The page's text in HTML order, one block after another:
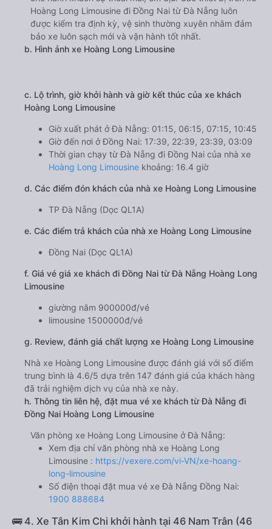
Hoàng Long Limousine đi Đồng Nai từ Đà Nẵng luôn
được kiểm tra định kỳ, vệ sinh thường xuyên nhằm đảm
bảo xe luôn sạch mới và vận hành tốt nhất.
b. Hình ảnh xe Hoàng Long Limousine
c. Lộ trình, giờ khởi hành và giờ kết thúc của xe khách
Hoàng Long Limousine
Giờ xuất phát ở Đà Nẵng: 01:15, 06:15, 07:15, 10:45
Giờ đến nơi ở Đồng Nai: 17:39, 22:39, 23:39, 03:09
Thời gian chạy từ Đà Nẵng đi Đồng Nai của nhà xe
Hoàng Long Limousine khoảng: 16.4 giờ
d. Các điểm đón khách của nhà xe Hoàng Long Limousine
TP Đà Nẵng (Dọc QL1A)
e. Các điểm trả khách của nhà xe Hoàng Long Limousine
Đồng Nai (Dọc QL1A)
f. Giá vé giá xe khách đi Đồng Nai từ Đà Nẵng Hoàng Long
Limousine
giường nằm 900000đ/vé
limousine 1500000đ/vé
g. Review, đánh giá chất lượng xe Hoàng Long Limousine
Nhà xe Hoàng Long Limousine được đánh giá với số điểm
trung bình là 4.6/5 dựa trên 147 đánh giá của khách hàng
đã trải nghiệm dịch vụ của nhà xe này.
h. Thông tin liên hệ, đặt mua vé xe khách từ Đà Nẵng đi
Đồng Nai Hoàng Long Limousine
Văn phòng xe Hoàng Long Limousine ở Đà Nẵng:
Xem địa chỉ văn phòng nhà xe Hoàng Long
Limousine : https://vexere.com/vi-VN/xe-hoang-
long-limousine
Số điện thoại đặt mua vé xe Đà Nẵng Đồng Nai:
1900 888684
🚌 4. Xe Tân Kim Chi khởi hành tại 46 Nam Trân (46